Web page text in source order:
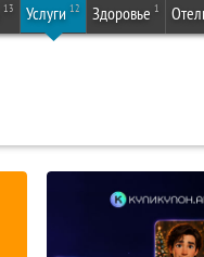
13 Услуги 12 Здоровье 1